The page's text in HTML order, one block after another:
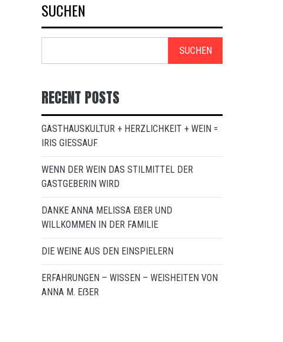
SUCHEN
SUCHEN
RECENT POSTS
GASTHAUSKULTUR + HERZLICHKEIT + WEIN =
IRIS GIESSAUF
WENN DER WEIN DAS STILMITTEL DER
GASTGEBERIN WIRD
DANKE ANNA MELISSA EßER UND
WILLKOMMEN IN DER FAMILIE
DIE WEINE AUS DEN EINSPIELERN
ERFAHRUNGEN – WISSEN – WEISHEITEN VON
ANNA M. EẞER